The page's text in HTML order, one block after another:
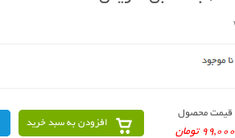
قیمت محصول
99,000 تومان
افزودن به سبد خرید